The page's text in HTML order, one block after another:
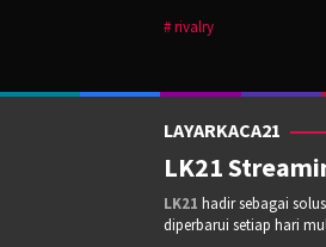
rivalry
LAYARKACA21
LK21
LK21 hadir sebagai
diperbarui setiap hari